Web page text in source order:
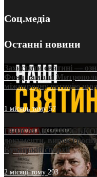
Соц.медіа
Останні новини
Захистити святині —
Фонд пам’яті
міжнародну петицію
1 місяць тому57
ПРИСМАК
документи, вирок і
Бучацькій єпархії
2 місяці тому 293